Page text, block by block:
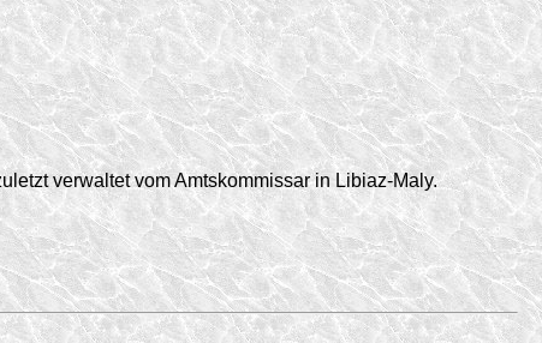
verwaltet vom Amtskommissar in Libiaz-Maly.